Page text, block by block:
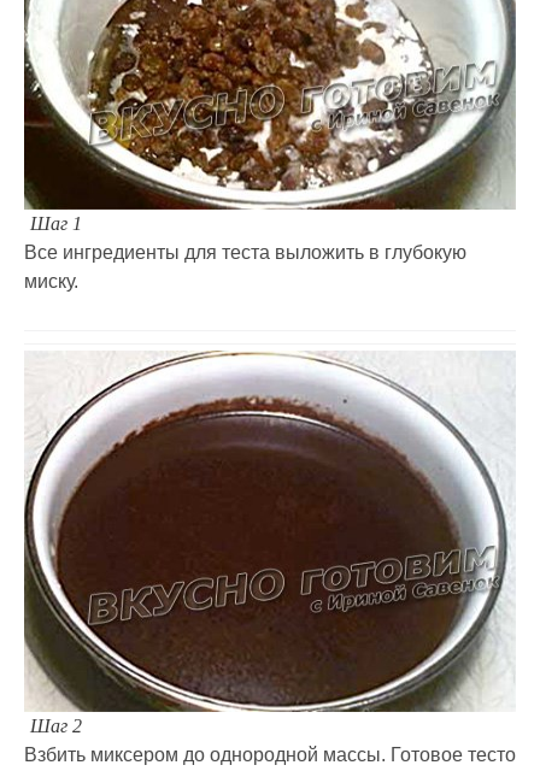
Шаг 1
Все ингредиенты для теста выложить в глубокую
миску.
Шаг 2
Взбить миксером до однородной массы. Готовое тесто